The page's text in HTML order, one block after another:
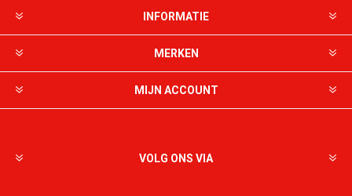
INFORMATIE
MERKEN
MIJN ACCOUNT
VOLG ONS VIA